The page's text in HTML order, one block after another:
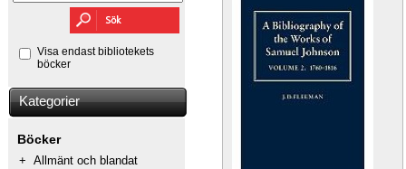
Visa endast bibliotekets
böcker
Kategorier
Böcker
+ Allmänt och blandat